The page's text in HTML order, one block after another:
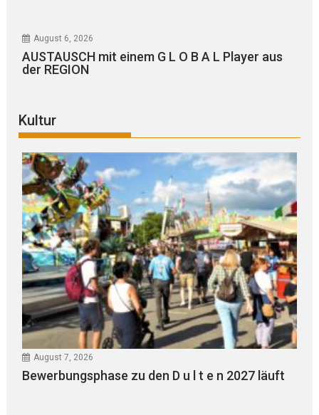
August 6, 2026
AUSTAUSCH mit einem G L O B A L Player aus
der REGION
Kultur
August 7, 2026
Bewerbungsphase zu den D u l t e n 2027 läuft